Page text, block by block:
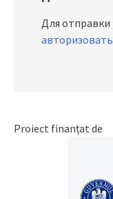
Для
Proiect finanțat de